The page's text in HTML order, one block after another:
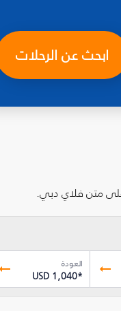
ابحث عن الرحلات
العودة
USD 1,040*